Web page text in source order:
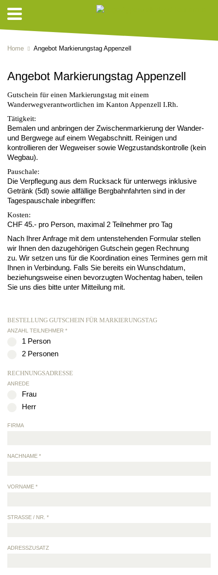
Home Angebot Markierungstag Appenzell
Angebot Markierungstag Appenzell
Gutschein für einen Markierungstag mit einem
Wanderwegverantwortlichen im Kanton Appenzell I.Rh.
Tätigkeit:
Bemalen und anbringen der Zwischenmarkierung der Wander-
und Bergwege auf einem Wegabschnitt. Reinigen und
kontrollieren der Wegweiser sowie Wegzustandskontrolle (kein
Wegbau).
Pauschale:
Die Verpflegung aus dem Rucksack für unterwegs inklusive
Getränk (5dl) sowie allfällige Bergbahnfahrten sind in der
Tagespauschale inbegriffen:
Kosten:
CHF 45.- pro Person, maximal 2 Teilnehmer pro Tag
Nach Ihrer Anfrage mit dem untenstehenden Formular stellen
wir Ihnen den dazugehörigen Gutschein gegen Rechnung
zu. Wir setzen uns für die Koordination eines Termines gern mit
Ihnen in Verbindung. Falls Sie bereits ein Wunschdatum,
beziehungsweise einen bevorzugten Wochentag haben, teilen
Sie uns dies bitte unter Mitteilung mit.
BESTELLUNG GUTSCHEIN FÜR MARKIERUNGSTAG
ANZAHL TEILNEHMER *
1 Person
2 Personen
RECHNUNGSADRESSE
ANREDE
Frau
Herr
FIRMA
NACHNAME *
VORNAME *
STRASSE / NR. *
ADRESSZUSATZ